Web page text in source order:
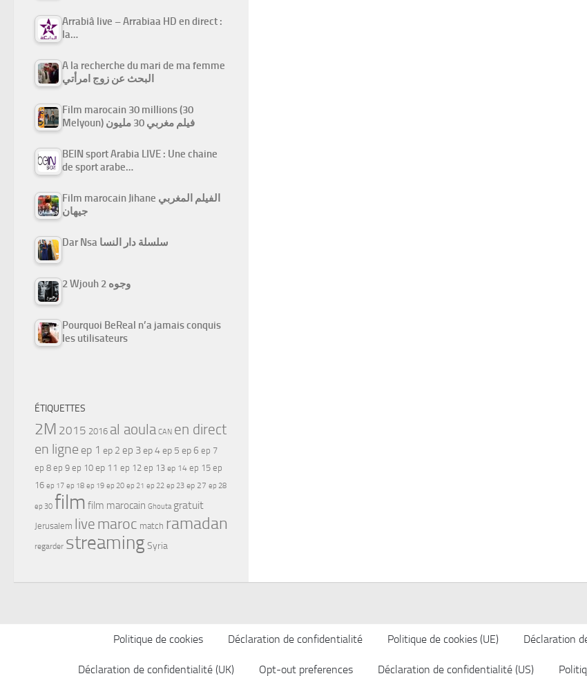
Arrabiâ live – Arrabiaa HD en direct :
la…
A la recherche du mari de ma femme
البحث عن زوج امرأتي
Film marocain 30 millions (30
Melyoun) فيلم مغربي 30 مليون
BEIN sport Arabia LIVE : Une chaine
de sport arabe…
Film marocain Jihane الفيلم المغربي
جيهان
Dar Nsa سلسلة دار النسا
2 Wjouh 2 وجوه
Pourquoi BeReal n’a jamais conquis
les utilisateurs
ÉTIQUETTES
2M 2015 2016 al aoula CAN en direct
en ligne ep 1 ep 2 ep 3ep 4ep 5 ep 6 ep 7
ep 8 ep 9 ep 10 ep 11 ep 12 ep 13 ep 14 ep 15 ep
16 ep 17 ep 18 ep 19 ep 20 ep 21 ep 22 ep 23 ep 27 ep 28
ep 30 film film marocain Ghouta gratuit
Jerusalem live maroc match ramadan
regarder streamingSyria
Politique de cookies Déclaration de confidentialité Politique de cookies (UE) Déclaration
Déclaration de confidentialité (UK) Opt-out preferences Déclaration de confidentialité (US)